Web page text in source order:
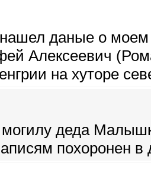
даные о моем
Алексеевич
на хуторе
могилу деда
похоронен